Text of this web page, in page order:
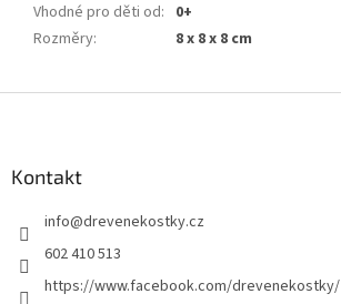
Vhodné pro děti od: 0+
Rozměry: 8 x 8 x 8 cm
Kontakt
info@drevenekostky.cz
602 410 513
https://www.facebook.com/drevenekostky/